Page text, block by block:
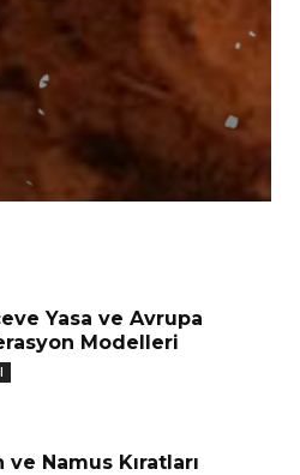
Yasa ve Avrupa
Modelleri
ve Namus Kıratları